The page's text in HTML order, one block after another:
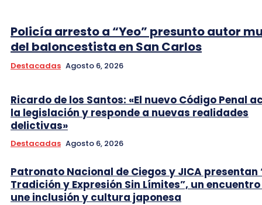
Policía arresto a “Yeo” presunto autor
del baloncestista en San Carlos
Destacadas Agosto 6, 2026
Ricardo de los Santos: «El nuevo Código Penal
la legislación y responde a nuevas realidades
delictivas»
Destacadas Agosto 6, 2026
Patronato Nacional de Ciegos y JICA presentan
Tradición y Expresión Sin Límites”, un
une inclusión y cultura japonesa